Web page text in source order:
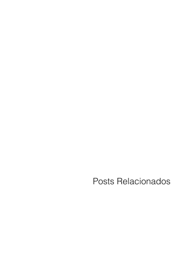
Posts Relacionados